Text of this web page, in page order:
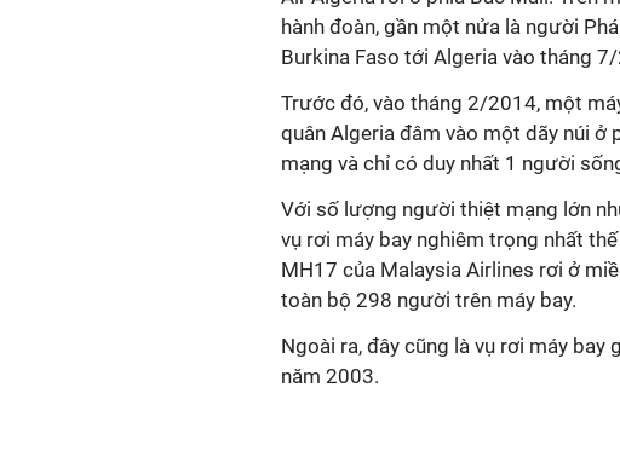
hành đoàn, gần một nửa là người
Burkina Faso tới Algeria vào tháng
Trước đó, vào tháng 2/2014, một
quân Algeria đâm vào một dãy núi ở
mạng và chỉ có duy nhất 1 người
Với số lượng người thiệt mạng lớn
vụ rơi máy bay nghiêm trọng nhất
MH17 của Malaysia Airlines rơi ở
toàn bộ 298 người trên máy bay.
Ngoài ra, đây cũng là vụ rơi máy
năm 2003.